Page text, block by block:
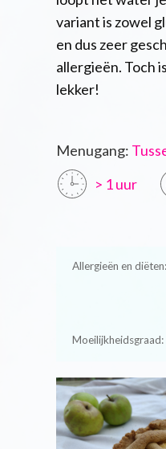
variant is zowel
en dus zeer
allergieën. Toch
lekker!
Menugang:
> 1 uur
Allergieën en diëten:
Moeilijkheidsgraad: